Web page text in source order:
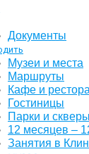
Документы
Музеи и места
Маршруты
Кафе и
Гостиницы
Парки и скверы
12 месяцев –
Занятия в